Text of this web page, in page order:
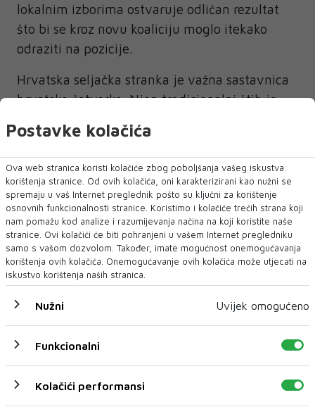
lokalnim izborima ostvaruje odličan rezultat
što bi se kroz novu koaliciju moglo itekako
odraziti na pozicije.
Hrvatska seljačka stranka je važna sastavnica
hrvatske četvorke. Njen tradicionalni štih je
stranke. Ipak, Marijo Karamatić je
prepoznatljiv politički šarmer koji ima prolaz u
hrvatskom biračkom tijelu.
Privatizirani HNS
I ako u uzlaznu formulu ugradimo i činjenicu
kako je Visoki predstavnik izmijenio način
popunjavanje Doma naroda na sam dan
zadnjih parlamentarnih izbora više je nego
Isto tako neshvatljivo patološko čuvanje
pozicije Milorada Dodika nepovratno ugrožava
njihov koalicijski potencijal. Unutarnji sukobi
će također doći do izražaja približavanjem
Postavke kolačića
Ova web stranica koristi kolačiće zbog poboljšanja vašeg iskustva
korištenja stranice. Od ovih kolačića, oni karakterizirani kao nužni se
spremaju u vaš Internet preglednik pošto su ključni za korištenje
osnovnih funkcionalnosti stranice. Koristimo i kolačiće trećih strana koji
nam pomažu kod analize i razumijevanja načina na koji koristite naše
stranice. Ovi kolačići će biti pohranjeni u vašem Internet pregledniku
samo s vašom dozvolom. Također, imate mogućnost onemogućavanja
korištenja ovih kolačića. Onemogućavanje ovih kolačića može utjecati na
iskustvo korištenja naših stranica.
Nužni Uvijek omogućeno
Funkcionalni
Kolačići performansi